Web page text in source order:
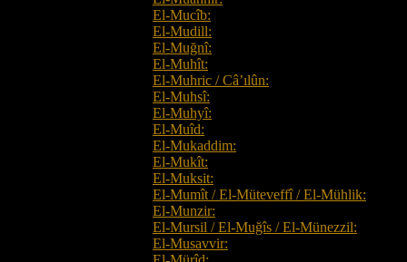
El-Mucîb:
El-Mudill:
El-Muğnî:
El-Muhît:
El-Muhric / Câ’ılûn:
El-Muhsî:
El-Muhyî:
El-Muîd:
El-Mukaddim:
El-Mukît:
El-Muksit:
El-Mumît / El-Müteveffî / El-Mühlik:
El-Munzir:
El-Mursil / El-Muğîs / El-Münezzil:
El-Musavvir: